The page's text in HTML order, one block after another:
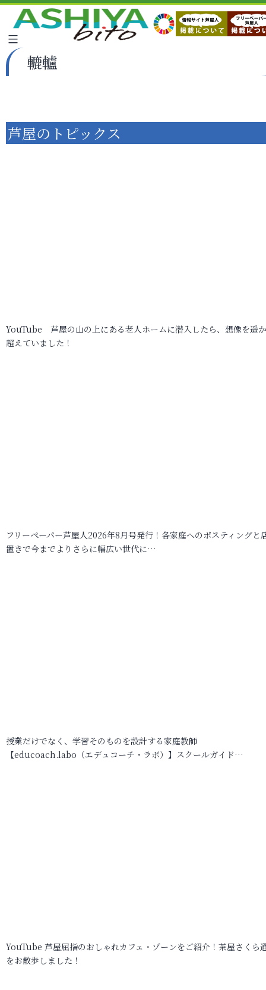
轆轤
芦屋のトピックス
YouTube 芦屋の山の上にある老人ホームに潜入したら、想像を遥
超えていました！
フリーペーパー芦屋人2026年8月号発行！各家庭へのポスティングと
置きで今までよりさらに幅広い世代に…
授業だけでなく、学習そのものを設計する家庭教師
【educoach.labo（エデュコーチ・ラボ）】スクールガイド…
YouTube 芦屋屈指のおしゃれカフェ・ゾーンをご紹介！茶屋さくら
をお散歩しました！